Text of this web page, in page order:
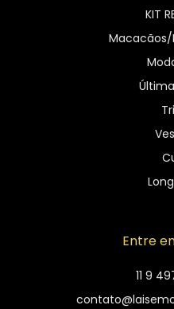
KIT
Entre
11 9